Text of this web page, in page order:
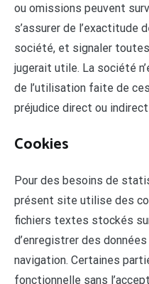
ou omissions peuvent
s’assurer de l’exactitude
société, et signaler
jugerait utile. La société
de l’utilisation faite de
préjudice direct ou
Cookies
Pour des besoins de
présent site utilise des
fichiers textes stockés
d’enregistrer des
navigation. Certaines
fonctionnelle sans